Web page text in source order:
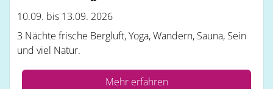
10.09. bis 13.09. 2026
3 Nächte frische Bergluft, Yoga, Wandern, Sauna, Sein
und viel Natur.
Mehr erfahren